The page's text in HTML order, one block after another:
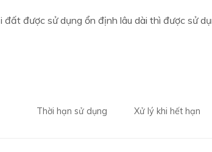
được sử dụng ổn định lâu dài thì được sử
Thời hạn sử dụng Xử lý khi hết hạn